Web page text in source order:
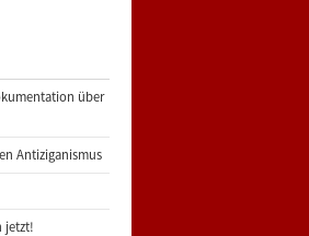
über
Antiziganismus
jetzt!